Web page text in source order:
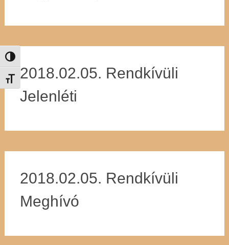
Nagy kontraszt váltása
Betűméret váltása
2018.02.05. Rendkívüli
Jelenléti
2018.02.05. Rendkívüli
Meghívó